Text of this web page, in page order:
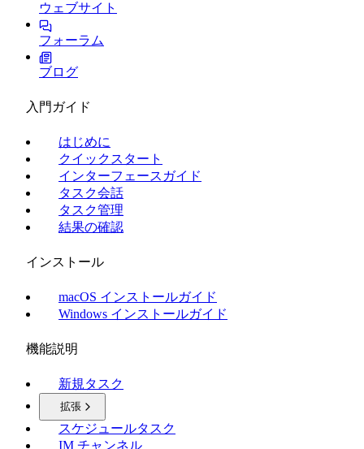
ウェブサイト
フォーラム
ブログ
入門ガイド
はじめに
クイックスタート
インターフェースガイド
タスク会話
タスク管理
結果の確認
インストール
macOS インストールガイド
Windows インストールガイド
機能説明
新規タスク
拡張
スケジュールタスク
IM チャンネル